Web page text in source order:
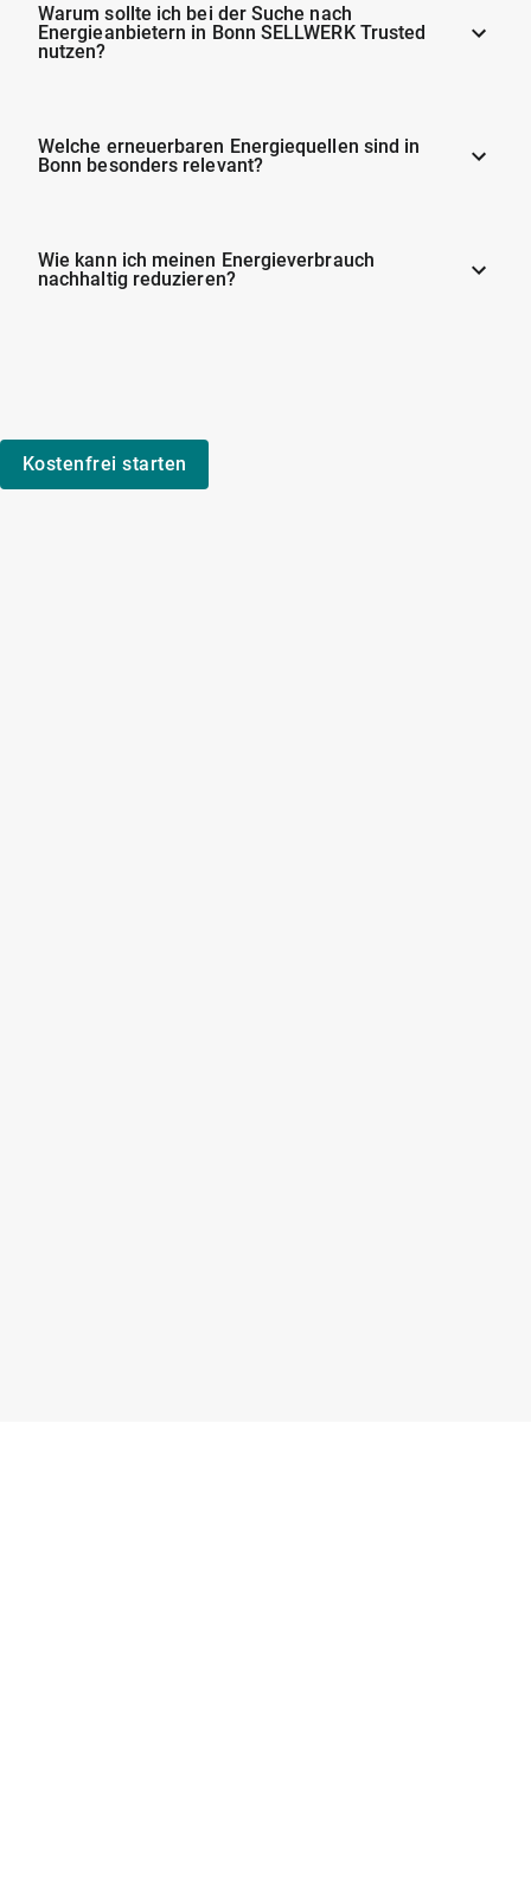
Warum sollte ich bei der Suche nach
Energieanbietern in Bonn SELLWERK Trusted
nutzen?
Welche erneuerbaren Energiequellen sind in
Bonn besonders relevant?
Wie kann ich meinen Energieverbrauch
nachhaltig reduzieren?
Kostenfrei starten